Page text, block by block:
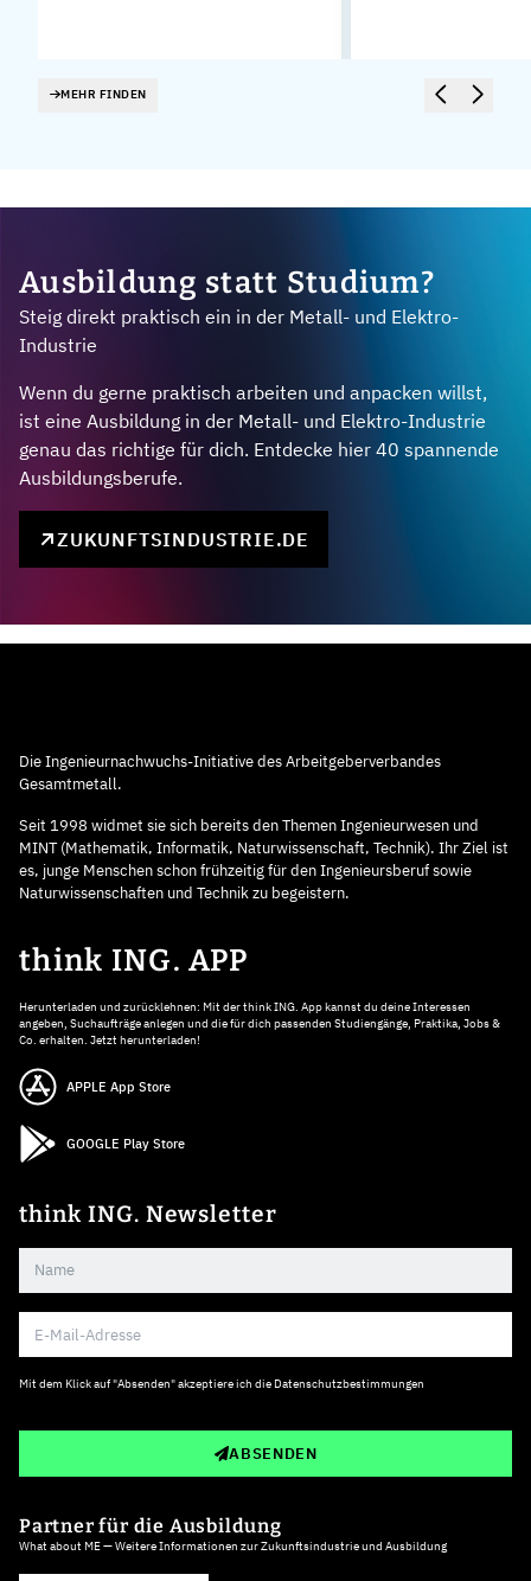
MEHR FINDEN
Ausbildung statt Studium?
Steig direkt praktisch ein in der Metall- und Elektro-
Industrie
Wenn du gerne praktisch arbeiten und anpacken willst,
ist eine Ausbildung in der Metall- und Elektro-Industrie
genau das richtige für dich. Entdecke hier 40 spannende
Ausbildungsberufe.
ZUKUNFTSINDUSTRIE.DE
Die Ingenieurnachwuchs-Initiative des Arbeitgeberverbandes
Gesamtmetall.
Seit 1998 widmet sie sich bereits den Themen Ingenieurwesen und
MINT (Mathematik, Informatik, Naturwissenschaft, Technik). Ihr Ziel ist
es, junge Menschen schon frühzeitig für den Ingenieursberuf sowie
Naturwissenschaften und Technik zu begeistern.
think ING. APP
Herunterladen und zurücklehnen: Mit der think ING. App kannst du deine Interessen
angeben, Suchaufträge anlegen und die für dich passenden Studiengänge, Praktika, Jobs &
Co. erhalten. Jetzt herunterladen!
APPLE App Store
GOOGLE Play Store
think ING. Newsletter
Mit dem Klick auf "Absenden" akzeptiere ich die Datenschutzbestimmungen
ABSENDEN
Partner für die Ausbildung
What about ME — Weitere Informationen zur Zukunftsindustrie und Ausbildung